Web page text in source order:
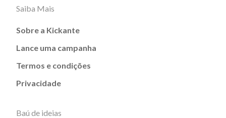
Saiba Mais
Sobre a Kickante
Lance uma campanha
Termos e condições
Privacidade
Baú de ideias